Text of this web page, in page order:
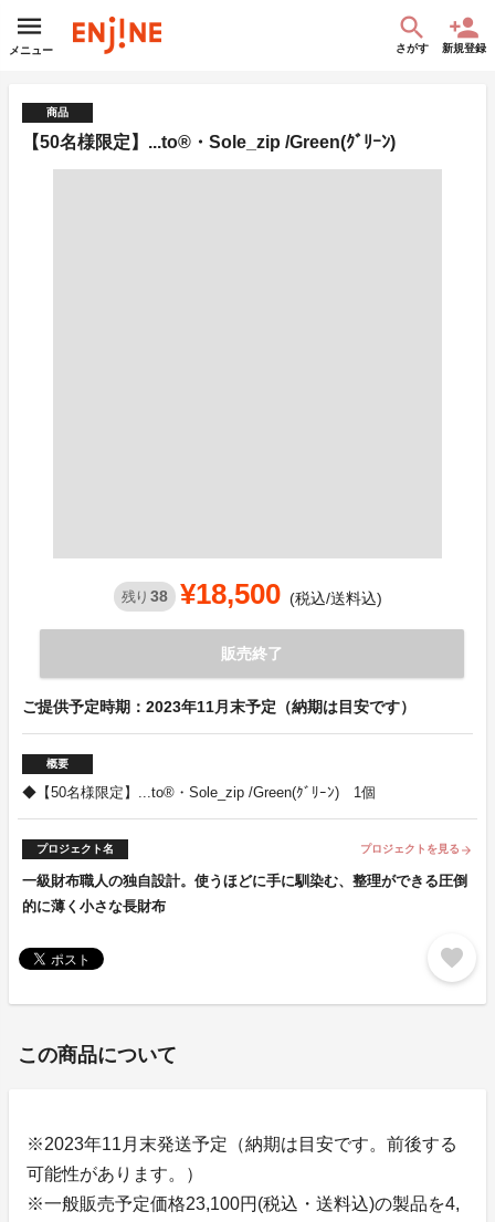
メニュー さがす 新規登録
商品
【50名様限定】...to®・Sole_zip /Green(ｸﾞﾘｰﾝ)
残り 38 ¥18,500 (税込/送料込)
販売終了
ご提供予定時期：2023年11月末予定（納期は目安です）
概要
◆【50名様限定】...to®・Sole_zip /Green(ｸﾞﾘｰﾝ) 1個
プロジェクト名 プロジェクトを見る arrow_forward
一級財布職人の独自設計。使うほどに手に馴染む、整理ができる圧倒
的に薄く小さな長財布
favorite
この商品について
※2023年11月末発送予定（納期は目安です。前後する
可能性があります。）
※一般販売予定価格23,100円(税込・送料込)の製品を4,